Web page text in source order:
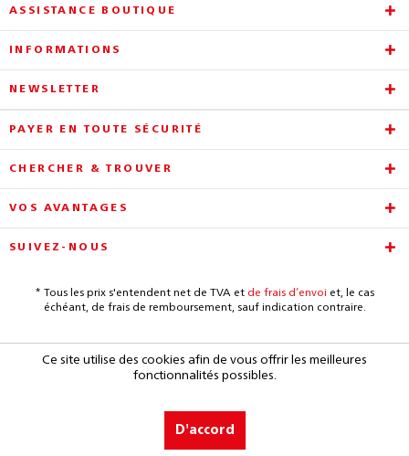
ASSISTANCE BOUTIQUE
INFORMATIONS
NEWSLETTER
PAYER EN TOUTE SÉCURITÉ
CHERCHER & TROUVER
VOS AVANTAGES
SUIVEZ-NOUS
* Tous les prix s'entendent net de TVA et de frais d’envoi et, le cas
échéant, de frais de remboursement, sauf indication contraire.
Ce site utilise des cookies afin de vous offrir les meilleures
fonctionnalités possibles.
D'accord